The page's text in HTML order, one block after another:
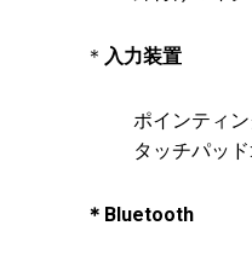
＊ 入力装置
ポインティ
タッチパッ
＊Bluetooth